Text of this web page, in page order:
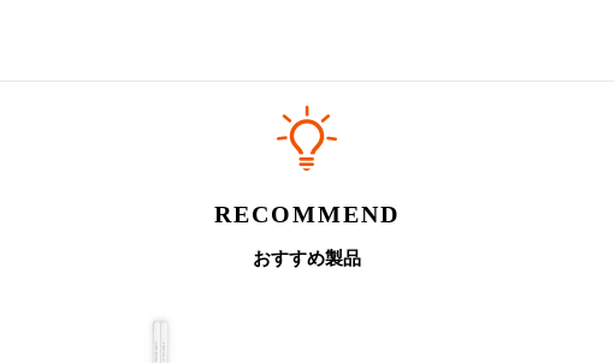
RECOMMEND
おすすめ製品